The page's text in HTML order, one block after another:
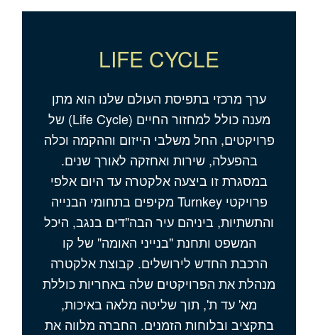
LIFE CYCLE
ערך מרכזי בתפיסת העולם שלנו הוא מתן
מענה כולל למחזור החיים (Life Cycle) של
פרויקטים, החל משלבי הייזום וההקמה וכלה
בהפעלה, שירות ואחזקה לאורך שנים.
במסגרת זו ביצעה אלקטרה עד היום אלפי
פרויקטי Turnkey מקיפים בתחומי הבנייה
והתשתיות, ביניהם עיר הבה"דים בנגב, היכל
המשפט ותחנת "בנייני האומה" של קו
הרכבת החדש לירושלים. קבוצת אלקטרה
מנהלת את הפרויקטים שלה באחריות כוללת
מא' עד ת', תוך שליטה מלאה באיכות,
בתקציב ובלוחות הזמנים. החברה מלווה את